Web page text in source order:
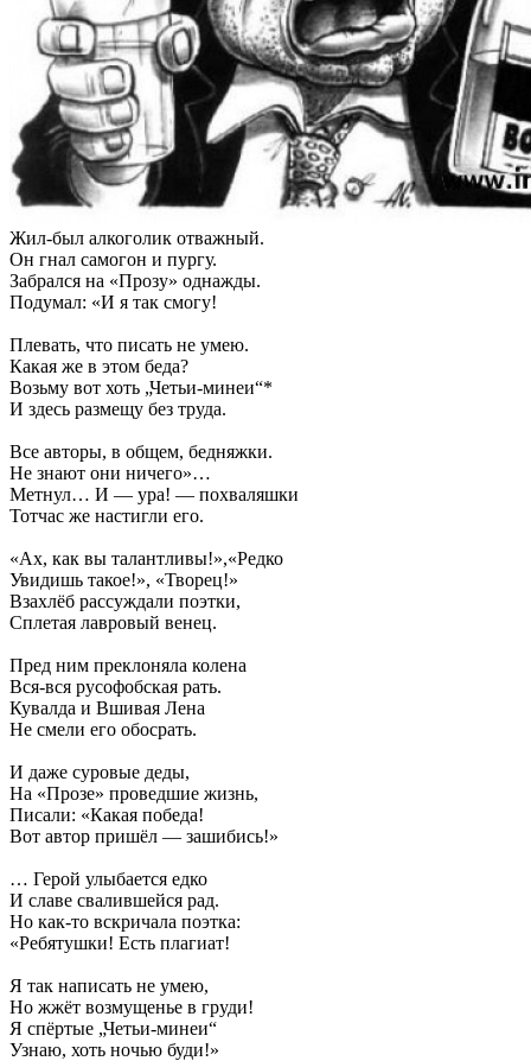
Жил-был алкоголик отважный.
Он гнал самогон и пургу.
Забрался на «Прозу» однажды.
Подумал: «И я так смогу!
Плевать, что писать не умею.
Какая же в этом беда?
Возьму вот хоть „Четьи-минеи“*
И здесь размещу без труда.
Все авторы, в общем, бедняжки.
Не знают они ничего»…
Метнул… И — ура! — похваляшки
Тотчас же настигли его.
«Ах, как вы талантливы!»,«Редко
Увидишь такое!», «Творец!»
Взахлёб рассуждали поэтки,
Сплетая лавровый венец.
Пред ним преклоняла колена
Вся-вся русофобская рать.
Кувалда и Вшивая Лена
Не смели его обосрать.
И даже суровые деды,
На «Прозе» проведшие жизнь,
Писали: «Какая победа!
Вот автор пришёл — зашибись!»
… Герой улыбается едко
И славе свалившейся рад.
Но как-то вскричала поэтка:
«Ребятушки! Есть плагиат!
Я так написать не умею,
Но жжёт возмущенье в груди!
Я спёртые „Четьи-минеи“
Узнаю, хоть ночью буди!»